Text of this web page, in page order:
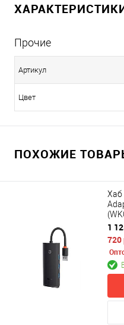
Прочие
Артикул
Цвет
ПОХОЖИЕ
Хаб
1
720